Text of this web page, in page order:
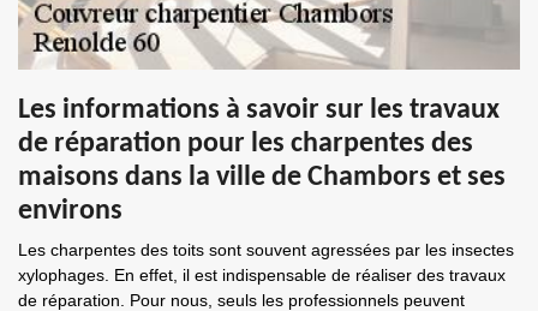
Les informations à savoir sur les travaux
de réparation pour les charpentes des
maisons dans la ville de Chambors et ses
environs
Les charpentes des toits sont souvent agressées par les insectes
xylophages. En effet, il est indispensable de réaliser des travaux
de réparation. Pour nous, seuls les professionnels peuvent